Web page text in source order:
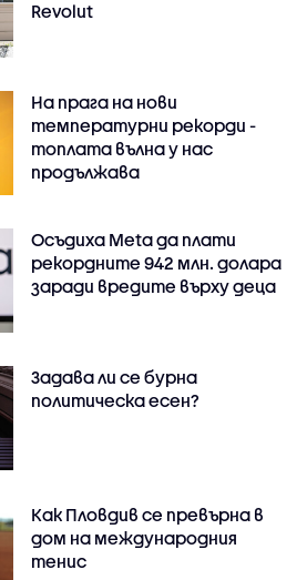
Revolut
На прага на нови
температурни рекорди -
топлата вълна у нас
продължава
Осъдиха Meta да плати
рекордните 942 млн. долара
заради вредите върху деца
Задава ли се бурна
политическа есен?
Как Пловдив се превърна в
дом на международния
тенис